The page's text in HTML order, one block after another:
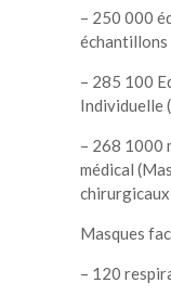
– 250 000
échantillons
– 285 100
Individuelle
– 268 1000
médical
Masques
– 120